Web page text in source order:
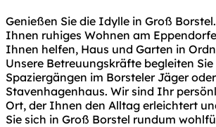
Genießen Sie die Idylle in Groß
Ihnen ruhiges Wohnen am
Ihnen helfen, Haus und Garten in
Unsere Betreuungskräfte begleiten Sie
Spaziergängen im Borsteler Jäger
Stavenhagenhaus. Wir sind Ihr
Ort, der Ihnen den Alltag erleichtert
Sie sich in Groß Borstel rundum